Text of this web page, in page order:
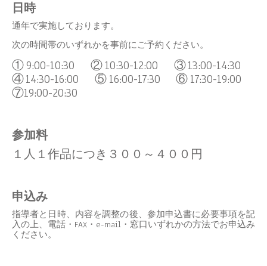
日時
通年で実施しております。
次の時間帯のいずれかを事前にご予約ください。
①9:00-10:30 ②10:30-12:00 ③13:00-14:30
④14:30-16:00⑤16:00-17:30 ⑥17:30-19:00
⑦19:00-20:30
参加料
１人１作品につき３００～４００円
申込み
指導者と日時、内容を調整の後、参加申込書に必要事項を記
入の上、電話・FAX・e-mail・窓口いずれかの方法でお申込み
ください。